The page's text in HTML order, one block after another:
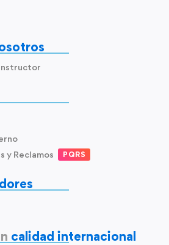
y Reclamos
PQRS
calidad internacional